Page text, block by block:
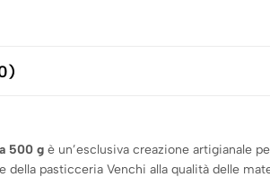
500 g è un’esclusiva creazione artigianale
della pasticceria Venchi alla qualità delle